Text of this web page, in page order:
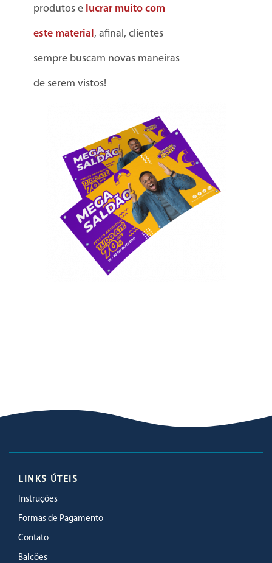
produtos e lucrar muito com
este material , afinal, clientes
sempre buscam novas maneiras
de serem vistos!
LINKS ÚTEIS
Instruções
Formas de Pagamento
Contato
Balcões